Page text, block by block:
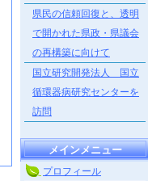
県民の信頼回復と、透明
で開かれた県政・県議会
の再構築に向けて
国立研究開発法人 国立
循環器病研究センターを
訪問
メインメニュー
プロフィール